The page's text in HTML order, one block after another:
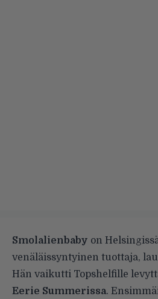
Smolalienbaby on
venäläissyntyinen tuottaja,
Hän vaikutti Topshelfille
Eerie Summerissa.